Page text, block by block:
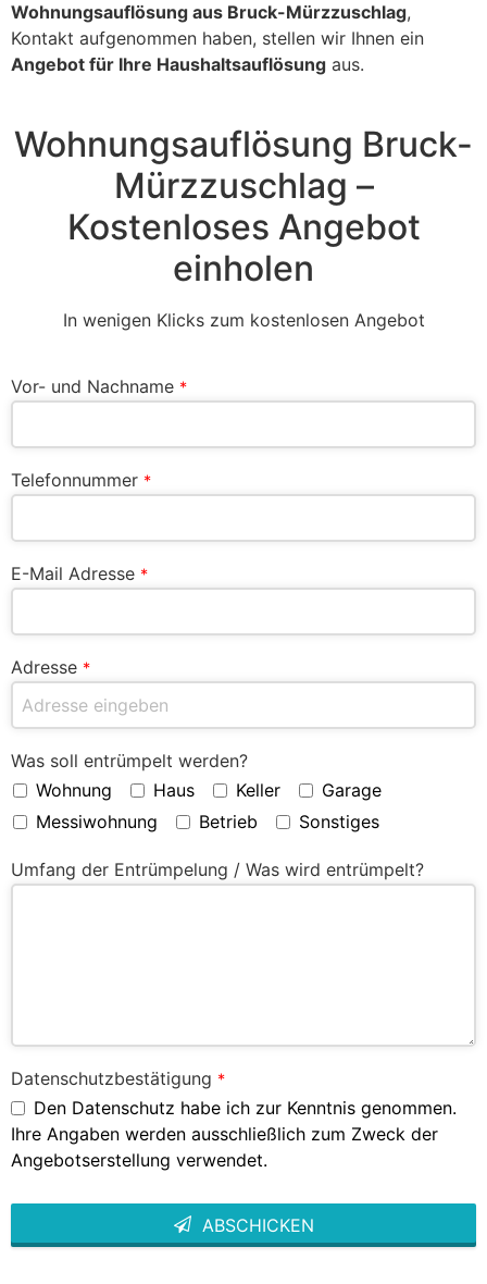
Wohnungsauflösung aus Bruck-Mürzzuschlag,
Kontakt aufgenommen haben, stellen wir Ihnen ein
Angebot für Ihre Haushaltsauflösung aus.
Wohnungsauflösung Bruck-
Mürzzuschlag –
Kostenloses Angebot
einholen
In wenigen Klicks zum kostenlosen Angebot
Vor- und Nachname *
Telefonnummer *
E-Mail Adresse *
Adresse *
Was soll entrümpelt werden?
Wohnung
Haus Keller
Garage
Messiwohnung
Betrieb Sonstiges
Umfang der Entrümpelung / Was wird entrümpelt?
Datenschutzbestätigung *
Den Datenschutz habe ich zur Kenntnis genommen.
Ihre Angaben werden ausschließlich zum Zweck der
Angebotserstellung verwendet.
ABSCHICKEN